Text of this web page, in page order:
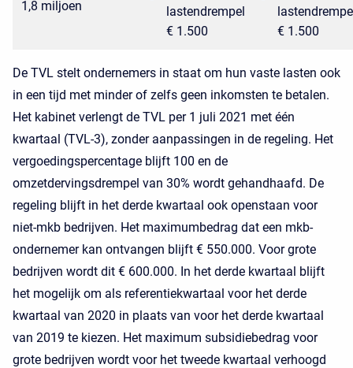
1,8 miljoen
lastendrempel
€ 1.500
€ 1.500
De TVL stelt ondernemers in staat om hun vaste lasten ook
in een tijd met minder of zelfs geen inkomsten te betalen.
Het kabinet verlengt de TVL per 1 juli 2021 met één
kwartaal (TVL-3), zonder aanpassingen in de regeling. Het
vergoedingspercentage blijft 100 en de
omzetdervingsdrempel van 30% wordt gehandhaafd. De
regeling blijft in het derde kwartaal ook openstaan voor
niet-mkb bedrijven. Het maximumbedrag dat een mkb-
ondernemer kan ontvangen blijft € 550.000. Voor grote
bedrijven wordt dit € 600.000. In het derde kwartaal blijft
het mogelijk om als referentiekwartaal voor het derde
kwartaal van 2020 in plaats van voor het derde kwartaal
van 2019 te kiezen. Het maximum subsidiebedrag voor
grote bedrijven wordt voor het tweede kwartaal verhoogd